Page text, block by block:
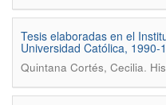
Tesis elaboradas en el
Universidad Católica, 1990-
Quintana Cortés, Cecilia.